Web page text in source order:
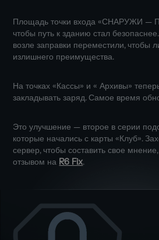
Площадь точки входа «СНАРУЖИ —
чтобы путь к зданию стал
возле заправки переместили, чтобы
излишнего преимущества.
На точках «Кассы» и « Архивы»
закладывать заряд. Самое время
Это улучшение — второе в серии
которые начались с карты «Клуб».
сервер, чтобы составить свое
отзывом на R6 Fix.